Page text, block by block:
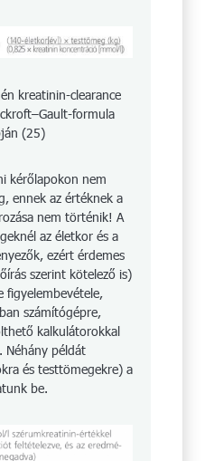
kreatinin-clearance
formula
(25)
kérőlapokon nem
ennek az értéknek a
nem történik! A
az életkor és a
ezért érdemes
szerint kötelező is)
figyelembevétele,
számítógépre,
kalkulátorokkal
Néhány példát
és testtömegekre) a
be.